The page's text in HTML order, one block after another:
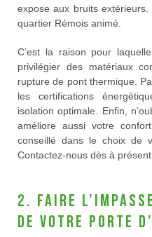
expose aux bruits
quartier Rémois animé.
C’est la raison pour
privilégier des matériaux
rupture de pont thermique.
les certifications
isolation optimale. Enfin,
améliore aussi votre
conseillé dans le choix de
Contactez-nous dès à
2. Faire
de votre porte